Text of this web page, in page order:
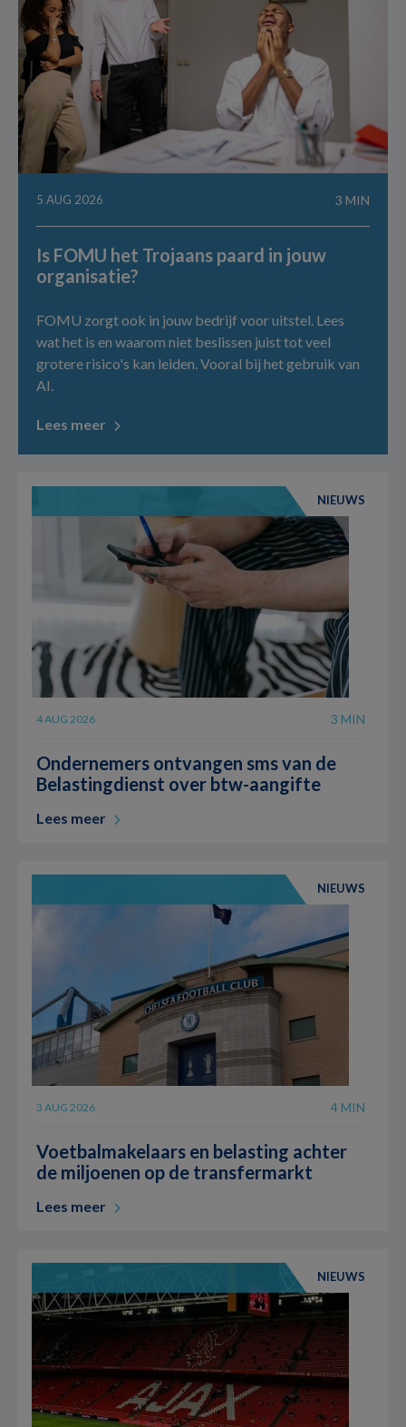
5 AUG 2026 3 MIN
Is FOMU het Trojaans paard in jouw
organisatie?
FOMU zorgt ook in jouw bedrijf voor uitstel. Lees
wat het is en waarom niet beslissen juist tot veel
grotere risico's kan leiden. Vooral bij het gebruik van
AI.
Lees meer
NIEUWS
4 AUG 2026 3 MIN
Ondernemers ontvangen sms van de
Belastingdienst over btw-aangifte
Lees meer
NIEUWS
3 AUG 2026 4 MIN
Voetbalmakelaars en belasting achter
de miljoenen op de transfermarkt
Lees meer
NIEUWS